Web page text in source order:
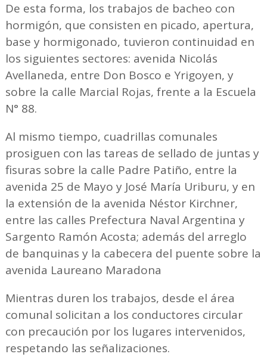
De esta forma, los trabajos de bacheo con
hormigón, que consisten en picado, apertura,
base y hormigonado, tuvieron continuidad en
los siguientes sectores: avenida Nicolás
Avellaneda, entre Don Bosco e Yrigoyen, y
sobre la calle Marcial Rojas, frente a la Escuela
N° 88.
Al mismo tiempo, cuadrillas comunales
prosiguen con las tareas de sellado de juntas y
fisuras sobre la calle Padre Patiño, entre la
avenida 25 de Mayo y José María Uriburu, y en
la extensión de la avenida Néstor Kirchner,
entre las calles Prefectura Naval Argentina y
Sargento Ramón Acosta; además del arreglo
de banquinas y la cabecera del puente sobre la
avenida Laureano Maradona
Mientras duren los trabajos, desde el área
comunal solicitan a los conductores circular
con precaución por los lugares intervenidos,
respetando las señalizaciones.